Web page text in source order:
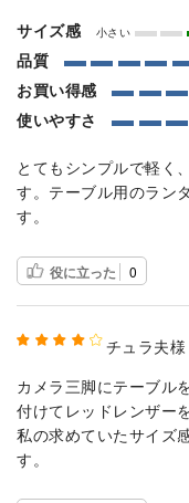
サイズ感 小さい
品質
お買い得感
使いやすさ
とてもシンプルで軽く
す。テーブル用のラン
す。
役に立った 0
チュラ夫様
カメラ三脚にテーブル
付けてレッドレンザー
私の求めていたサイズ
す。